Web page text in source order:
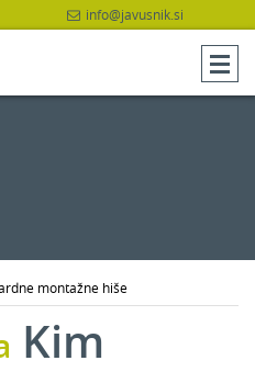
info@javusnik.si
montažne hiše
Kim